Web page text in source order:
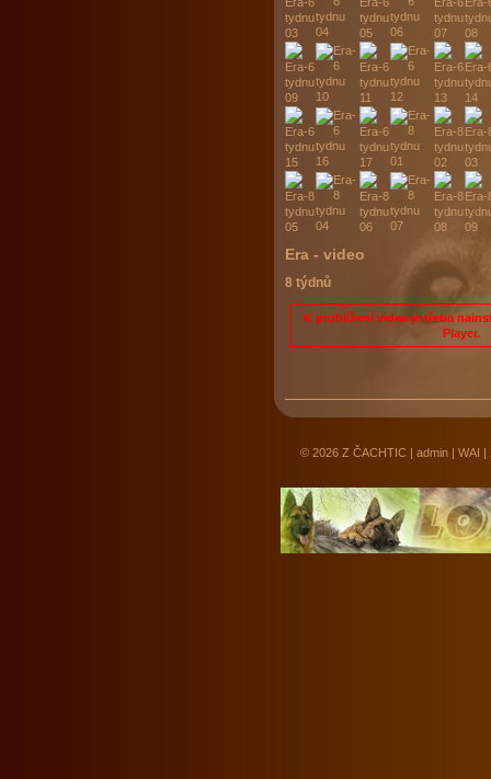
Era - video
8 týdnů
K prohlížení videa je třeba
Player.
© 2026 Z ČACHTIC | admin | WAI |